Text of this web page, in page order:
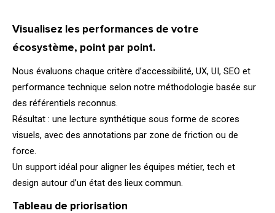
Visualisez les performances de votre
écosystème, point par point.01.
Nous évaluons chaque critère d’accessibilité, UX, UI, SEO et
performance technique selon notre méthodologie basée sur
des référentiels reconnus.
Résultat : une lecture synthétique sous forme de scores
visuels, avec des annotations par zone de friction ou de
force.
Un support idéal pour aligner les équipes métier, tech et
design autour d’un état des lieux commun.
Tableau de priorisation